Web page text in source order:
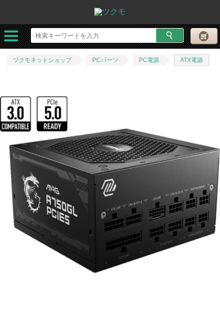
ツクモネットショップ PCパーツ PC電源 ATX電源